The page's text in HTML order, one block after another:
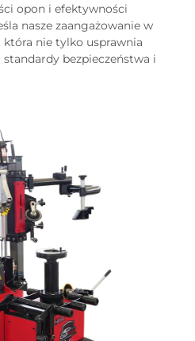
opon i efektywności
nasze zaangażowanie w
nie tylko usprawnia
standardy bezpieczeństwa i